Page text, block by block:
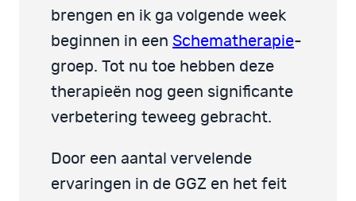
brengen en ik ga volgende week
beginnen in een Schematherapie-
groep. Tot nu toe hebben deze
therapieën nog geen significante
verbetering teweeg gebracht.
Door een aantal vervelende
ervaringen in de GGZ en het feit